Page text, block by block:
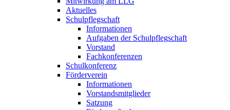
Aktuelles
Schulpflegschaft
Informationen
Aufgaben der Schulpflegschaft
Vorstand
Fachkonferenzen
Schulkonferenz
Förderverein
Informationen
Vorstandsmitglieder
Satzung